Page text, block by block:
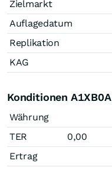
Zielmarkt
Auflagedatum
Replikation
KAG
Konditionen A1XB0A
Währung
TER
0,00
Ertrag